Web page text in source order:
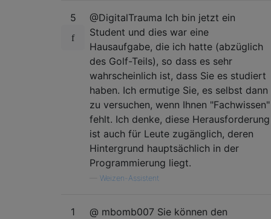
5
@DigitalTrauma Ich bin jetzt ein
Student und dies war eine
Hausaufgabe, die ich hatte (abzüglich
des Golf-Teils), so dass es sehr
wahrscheinlich ist, dass Sie es studiert
haben. Ich ermutige Sie, es selbst dann
zu versuchen, wenn Ihnen "Fachwissen"
fehlt. Ich denke, diese Herausforderung
ist auch für Leute zugänglich, deren
Hintergrund hauptsächlich in der
Programmierung liegt.
Weizen-Assistent
1
@ mbomb007 Sie können den